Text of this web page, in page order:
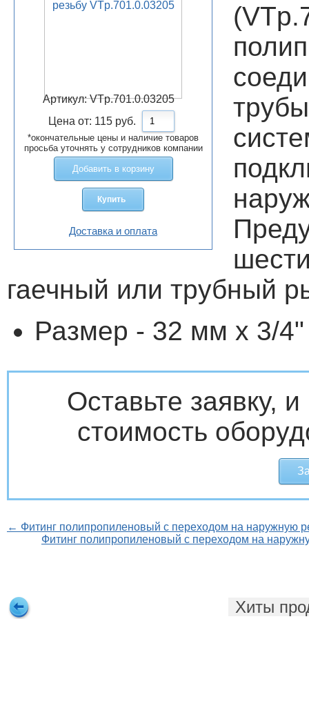
Артикул:VTp.701.0.03205
Цена от: 115 руб.
*окончательные цены и наличие товаров
просьба уточнять у сотрудников компании
Добавить в корзину
Купить
Доставка и оплата
гаечный или трубный
Размер - 32 мм х 3/4"
Оставьте заявку,
стоимость
← Фитинг полипропиленовый с переходом на наружную
Фитинг полипропиленовый с переходом на
Хиты